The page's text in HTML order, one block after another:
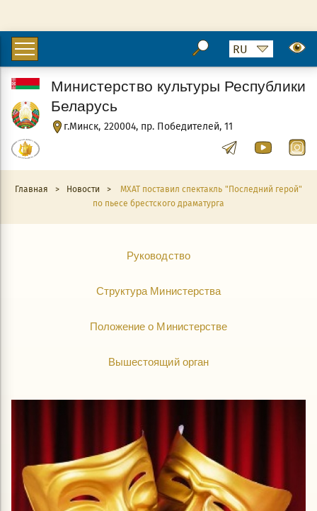
г.Минск, 220004, пр. Победителей, 11
Министерство культуры Республики
Беларусь
Главная > Новости >
МХАТ поставил спектакль "Последний герой"
по пьесе брестского драматурга
Руководство
Структура Министерства
Положение о Министерстве
Вышестоящий орган